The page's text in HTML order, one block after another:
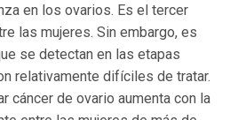
en los ovarios. Es el tercer
las mujeres. Sin embargo, es
se detectan en las etapas
relativamente difíciles de tratar.
cáncer de ovario aumenta con la